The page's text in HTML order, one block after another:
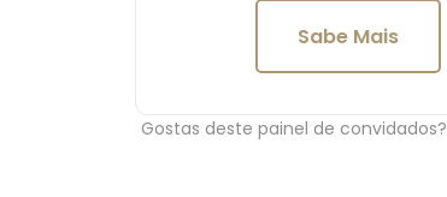
Sabe Mais
Gostas deste painel de convidados?